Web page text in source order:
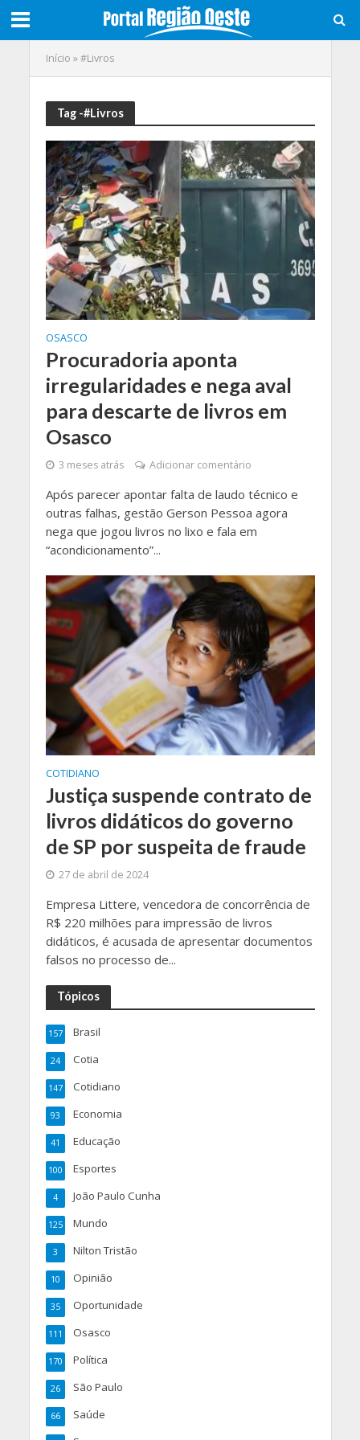
Início »#Livros
Tag -#Livros
OSASCO
Procuradoria aponta
irregularidades e nega aval
para descarte de livros em
Osasco
3 meses atrás Adicionar comentário
Após parecer apontar falta de laudo técnico e
outras falhas, gestão Gerson Pessoa agora
nega que jogou livros no lixo e fala em
“acondicionamento”...
COTIDIANO
Justiça suspende contrato de
livros didáticos do governo
de SP por suspeita de fraude
27 de abril de 2024
Empresa Littere, vencedora de concorrência de
R$ 220 milhões para impressão de livros
didáticos, é acusada de apresentar documentos
falsos no processo de...
Tópicos
Brasil
157
Cotia
24
Cotidiano
147
Economia
93
Educação
41
Esportes
100
João Paulo Cunha
4
Mundo
125
Nilton Tristão
3
Opinião
10
Oportunidade
35
Osasco
111
Política
170
São Paulo
26
Saúde
66